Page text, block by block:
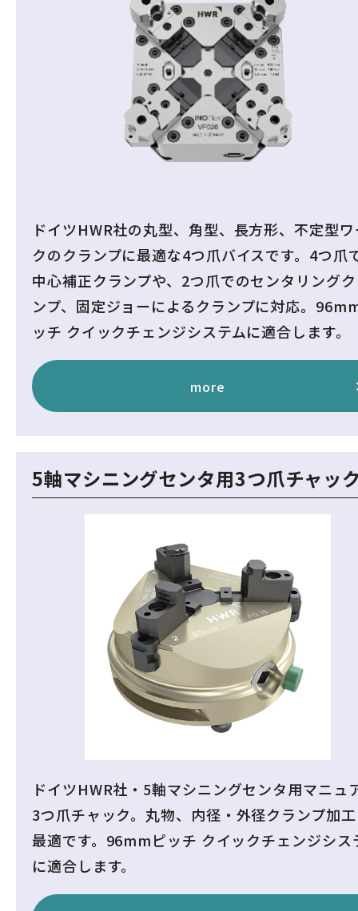
ドイツHWR社の丸型、角型、長方形、不定型
クのクランプに最適な4つ爪バイスです。4つ爪
中心補正クランプや、2つ爪でのセンタリング
ンプ、固定ジョーによるクランプに対応。
ッチ クイックチェンジシステムに適合します。
more
5軸マシニングセンタ用3つ爪チャッ
ドイツHWR社・5軸マシニングセンタ用マニュ
3つ爪チャック。丸物、内径・外径クランプ加
最適です。96mmピッチ クイックチェンジシス
に適合します。